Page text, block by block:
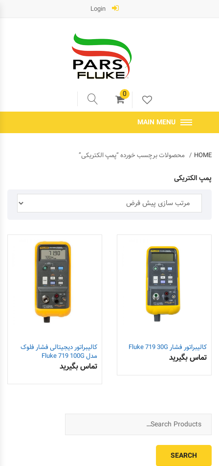
0
MAIN MENU
HOME محصولات برچسب خورده “پمپ الکتریکی”
پمپ الکتریکی
کالیبراتور دیجیتالی فشار فلوک
مدل Fluke 719 100G
تماس بگیرید
کالیبراتور فشار Fluke 719 30G
تماس بگیرید